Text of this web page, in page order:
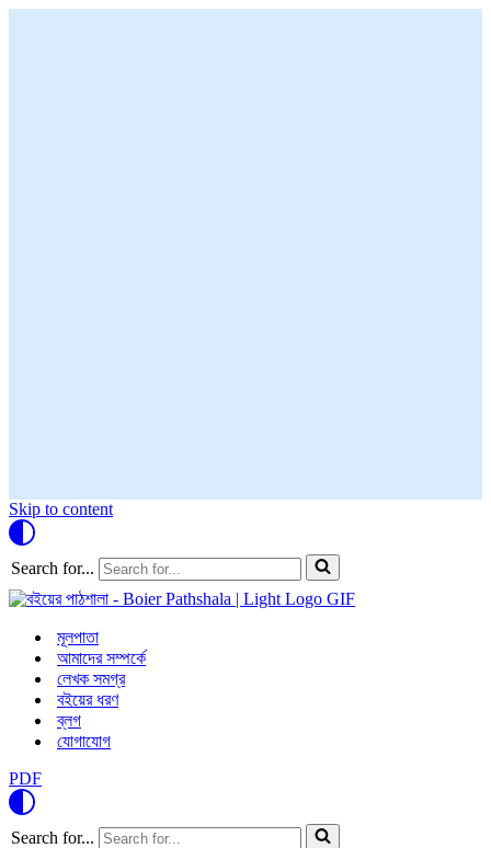
Skip to content
Search for...
মূলপাতা
আমাদের সম্পর্কে
লেখক সমগ্র
বইয়ের ধরণ
ব্লগ
যোগাযোগ
PDF
Search for...